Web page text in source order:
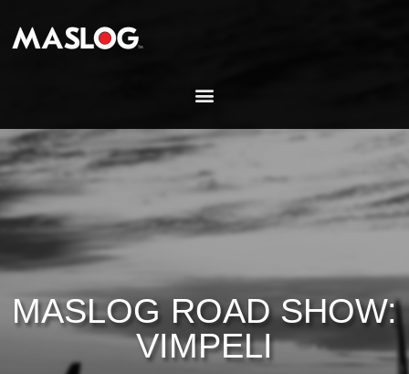
MASLOG ROAD SHOW:
VIMPELI